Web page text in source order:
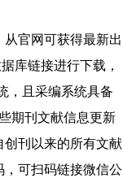
官网可获得最新出
库链接进行下载，
，且采编系统具备
期刊文献信息更新
创刊以来的所有文献
可扫码链接微信公